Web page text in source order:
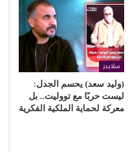
سلايدر
(وليد سعد) يحسم الجدل:
ليست حربًا مع تووليت.. بل
معركة لحماية الملكية الفكرية